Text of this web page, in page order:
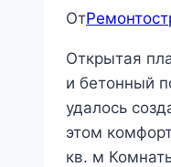
От
Открытая
и бетонный
удалось
этом
кв. м